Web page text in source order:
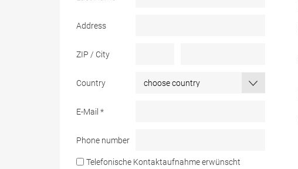
Address
ZIP / City
Country
E-Mail *
Phone number
Telefonische Kontaktaufnahme erwünscht